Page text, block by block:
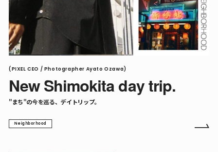
(PIXEL CEO / Photographer Ayato Ozawa)
New Shimokita day trip.
"まち"の今を巡る、デイトリップ。
Neighborhood